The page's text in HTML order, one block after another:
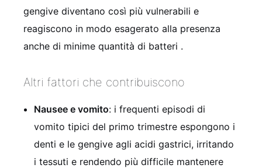
gengive diventano così più vulnerabili e
reagiscono in modo esagerato alla presenza
anche di minime quantità di batteri .
Altri fattori che contribuiscono
Nausee e vomito: i frequenti episodi di
vomito tipici del primo trimestre espongono i
denti e le gengive agli acidi gastrici, irritando
i tessuti e rendendo più difficile mantenere